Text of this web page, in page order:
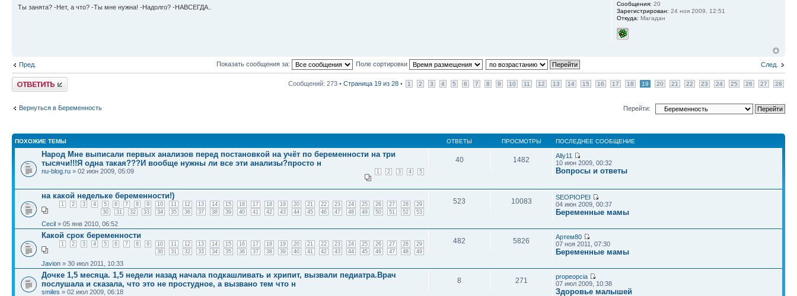
Ты занята? -Нет, а что? -Ты мне нужна! -Надолго? -НАВСЕГДА.. Сообщения: 20
Зарегистрирован: 24 ноя 2009, 12:51
Откуда: Магадан
Пред. След.
Показать сообщения за: Поле сортировки
Ответить Сообщений: 273 • Страница 19 из 28 • 1 2 3 4 5 6 7 8 9 10 11 12 13 14 15 16 17 18 19 20 21 22 23 24 25 26 27 28
Вернуться в Беременность Перейти:
ПОХОЖИЕ ТЕМЫ ОТВЕТЫ ПРОСМОТРЫ ПОСЛЕДНЕЕ СООБЩЕНИЕ
Народ Мне выписали первых анализов перед постановкой на учёт по беременности на три
тысячи!!!Я одна такая???И вообще нужны ли все эти анализы?просто н
1 2 3 4 5
nu-blog.ru » 02 июн 2009, 05:09
40 1482
Ally11
10 июн 2009, 00:32
Вопросы и ответы
на какой недельке беременности!)
1 2 3 4 5 6 7 8 9 10 11 12 13 14 15 16 17 18 19 20 21 22 23 24 25 26 27 28
29
30
31 32 33 34 35 36 37 38 39 40 41 42 43 44 45 46 47 48 49 50 51 52 53
Cecil » 05 янв 2010, 06:52
523 10083
SEOPIOPEI
04 июн 2009, 00:37
Беременные мамы
Какой срок беременности
1 2 3 4 5 6 7 8 9 10 11 12 13 14 15 16 17 18 19 20 21 22 23 24 25 26 27 28
29
30
31 32 33 34 35 36 37 38 39 40 41 42 43 44 45 46 47 48 49
Javion » 30 июл 2011, 10:33
482 5826
Артем80
07 ноя 2011, 07:30
Беременные мамы
Дочке 1,5 месяца. 1,5 недели назад начала подкашливать и хрипит, вызвали педиатра.Врач
послушала и сказала, что это не простудное, а вызвано тем что н
smiles » 02 июл 2009, 06:18
8 271
propeopcia
07 июл 2009, 10:38
Здоровье малышей